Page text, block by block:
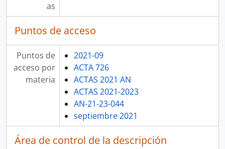
as
Puntos de acceso
Puntos de
acceso por
materia
2021-09
ACTA 726
ACTAS 2021 AN
ACTAS 2021-2023
AN-21-23-044
septiembre 2021
Área de control de la descripción